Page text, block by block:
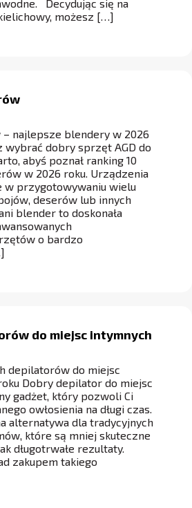
Decydując się na
możesz […]
najlepsze blendery w 2026
wybrać dobry sprzęt AGD do
abyś poznał ranking 10
w 2026 roku. Urządzenia
w przygotowywaniu wielu
deserów lub innych
blender to doskonała
o bardzo
do miejsc intymnych
depilatorów do miejsc
Dobry depilator do miejsc
gadżet, który pozwoli Ci
owłosienia na długi czas.
alternatywa dla tradycyjnych
które są mniej skuteczne
długotrwałe rezultaty.
zakupem takiego